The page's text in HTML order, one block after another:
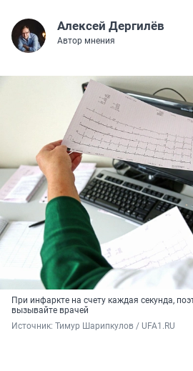
Алексей Дергилёв
Автор мнения
При инфаркте на счету каждая секунда,
вызывайте врачей
Источник: Тимур Шарипкулов / UFA1.RU